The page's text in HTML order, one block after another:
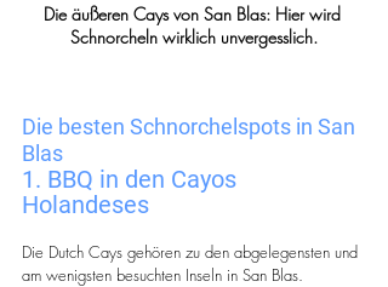
Die äußeren Cays von San Blas: Hier wird
Schnorcheln wirklich unvergesslich.
Die besten Schnorchelspots in San
Blas
1. BBQ in den Cayos
Holandeses
Die Dutch Cays gehören zu den abgelegensten und
am wenigsten besuchten Inseln in San Blas.